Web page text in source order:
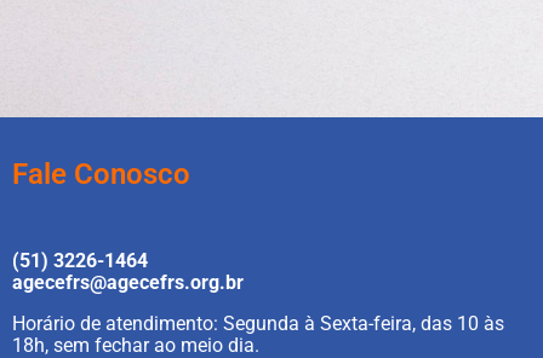
Fale Conosco
(51) 3226-1464
agecefrs@agecefrs.org.br
Horário de atendimento: Segunda à Sexta-feira, das 10 às
18h, sem fechar ao meio dia.